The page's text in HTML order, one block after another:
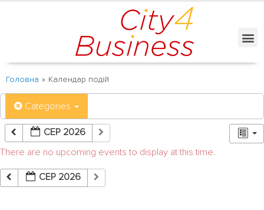
Головна » Календар подій
Categories
СЕР 2026
There are no upcoming events to display at this time.
СЕР 2026